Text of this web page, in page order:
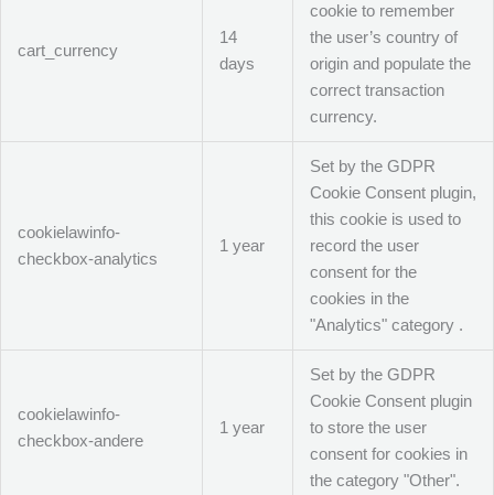
cart_currency
14
days
cookie to remember
the user’s country of
origin and populate the
correct transaction
currency.
cookielawinfo-
checkbox-analytics
1 year
Set by the GDPR
Cookie Consent plugin,
this cookie is used to
record the user
consent for the
cookies in the
"Analytics" category .
cookielawinfo-
checkbox-andere
1 year
Set by the GDPR
Cookie Consent plugin
to store the user
consent for cookies in
the category "Other".